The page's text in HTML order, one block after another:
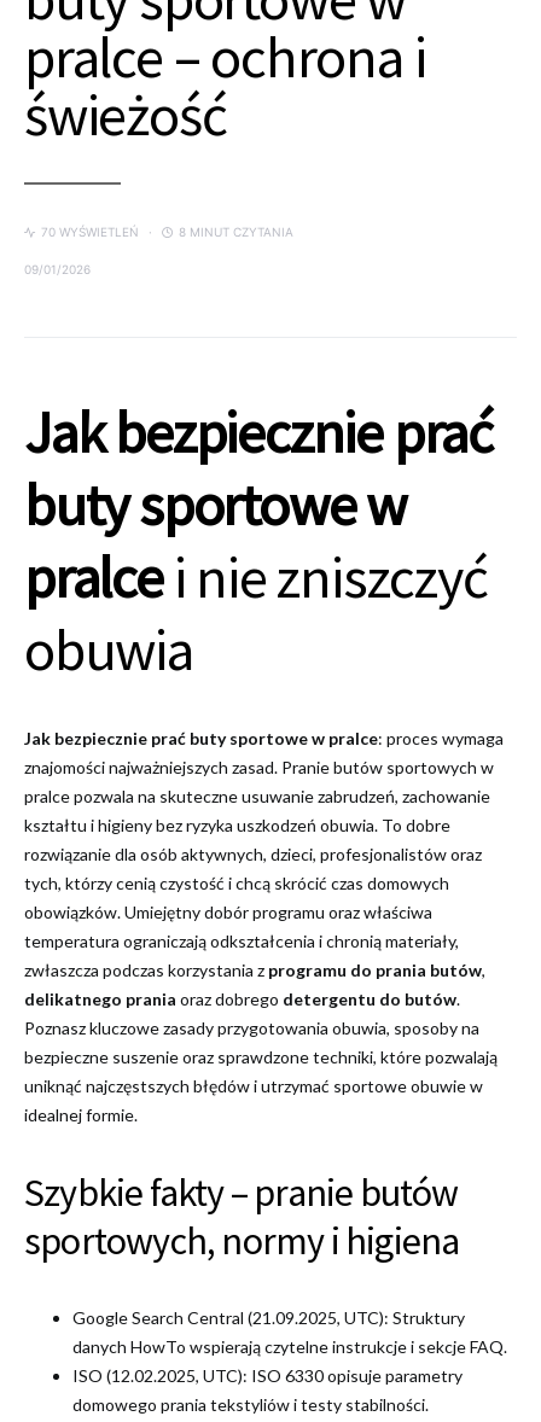
pralce – ochrona i
świeżość
70 WYŚWIETLEŃ 8 MINUT CZYTANIA
09/01/2026
Jak bezpiecznie prać
buty sportowe w
pralcei nie zniszczyć
obuwia
Jak bezpiecznie prać buty sportowe w pralce: proces wymaga
znajomości najważniejszych zasad. Pranie butów sportowych w
pralce pozwala na skuteczne usuwanie zabrudzeń, zachowanie
kształtu i higieny bez ryzyka uszkodzeń obuwia. To dobre
rozwiązanie dla osób aktywnych, dzieci, profesjonalistów oraz
tych, którzy cenią czystość i chcą skrócić czas domowych
obowiązków. Umiejętny dobór programu oraz właściwa
temperatura ograniczają odkształcenia i chronią materiały,
zwłaszcza podczas korzystania z programu do prania butów,
delikatnego prania oraz dobrego detergentu do butów.
Poznasz kluczowe zasady przygotowania obuwia, sposoby na
bezpieczne suszenie oraz sprawdzone techniki, które pozwalają
uniknąć najczęstszych błędów i utrzymać sportowe obuwie w
idealnej formie.
Szybkie fakty – pranie butów
sportowych, normy i higiena
Google Search Central (21.09.2025, UTC): Struktury
danych HowTo wspierają czytelne instrukcje i sekcje FAQ.
ISO (12.02.2025, UTC): ISO 6330 opisuje parametry
domowego prania tekstyliów i testy stabilności.